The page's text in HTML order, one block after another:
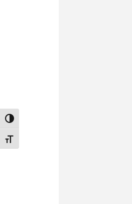
Toggle High Contrast
Toggle Font size